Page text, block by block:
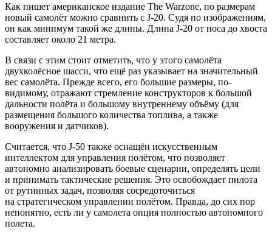
Как пишет американское издание The Warzone, по размерам
новый самолёт можно сравнить с J-20. Судя по изображениям,
он как минимум такой же длины. Длина J-20 от носа до хвоста
составляет около 21 метра.
В связи с этим стоит отметить, что у этого самолёта
двухколёсное шасси, что ещё раз указывает на значительный
вес самолёта. Прежде всего, его большие размеры, по-
видимому, отражают стремление конструкторов к большой
дальности полёта и большому внутреннему объёму (для
размещения большого количества топлива, а также
вооружения и датчиков).
Считается, что J-50 также оснащён искусственным
интеллектом для управления полётом, что позволяет
автономно анализировать боевые сценарии, определять цели
и принимать тактические решения. Это освобождает пилота
от рутинных задач, позволяя сосредоточиться
на стратегическом управлении полётом. Правда, до сих пор
непонятно, есть ли у самолета опция полностью автономного
полета.